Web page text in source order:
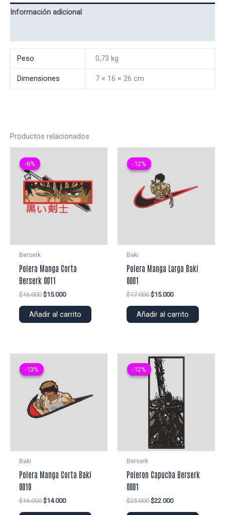
Información adicional
Peso 0,73 kg
Dimensiones 7 × 16 × 26 cm
Productos relacionados
-6%
-6%
Berserk
Polera Manga Corta
Berserk 0011
$16.000 El
original
$15.000El
actual
Añadir al carrito
-12%
-12%
Baki
Polera Manga Larga Baki
0001
$17.000 El
original
$15.000El
actual
Añadir al carrito
-13%
-13%
Baki
Polera Manga Corta Baki
0010
$16.000 El
$14.000El
-12%
-12%
Berserk
Poleron Capucha Berserk
0001
$25.000 El
$22.000El